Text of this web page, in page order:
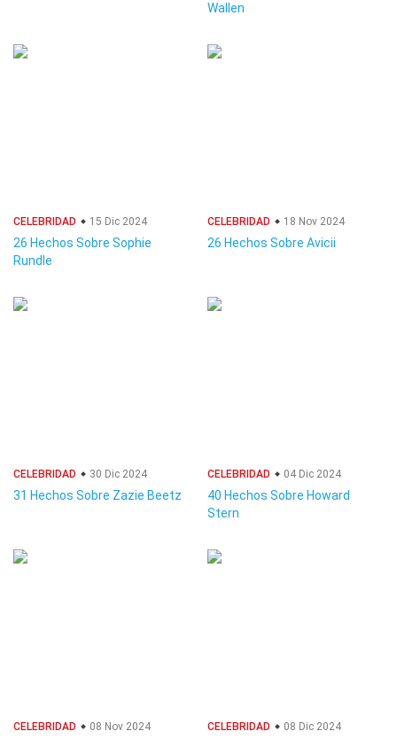
Wallen
CELEBRIDAD 15 Dic 2024
26 Hechos Sobre Sophie
Rundle
CELEBRIDAD 18 Nov 2024
26 Hechos Sobre Avicii
CELEBRIDAD 30 Dic 2024
31 Hechos Sobre Zazie Beetz
CELEBRIDAD 04 Dic 2024
40 Hechos Sobre Howard
Stern
CELEBRIDAD 08 Nov 2024 CELEBRIDAD 08 Dic 2024